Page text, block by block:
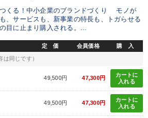
くる！中小企業のブランドづくり モノが
、サービスも、新事業の特長も、トガらせる
目に止まり購入される。...
定 価 会員価格 購 入
は同じです）
49,500円 47,300円
カートに
入れる
49,500円 47,300円
カートに
入れる